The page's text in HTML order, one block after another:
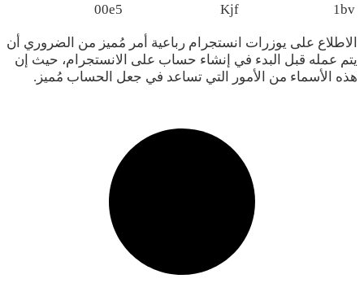
1bv
Kjf
00e5
الاطلاع على يوزرات انستجرام رباعية أمر مُميز من الضروري أن
يتم عمله قبل البدء في إنشاء حساب على الانستجرام، حيث إن
هذه الأسماء من الأمور التي تساعد في جعل الحساب مُميز.